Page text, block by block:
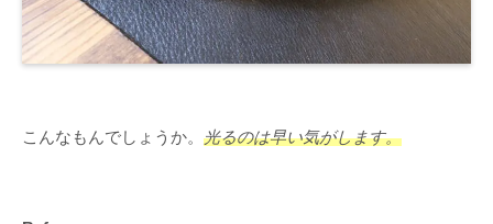
こんなもんでしょうか。 光るのは早い気がします。